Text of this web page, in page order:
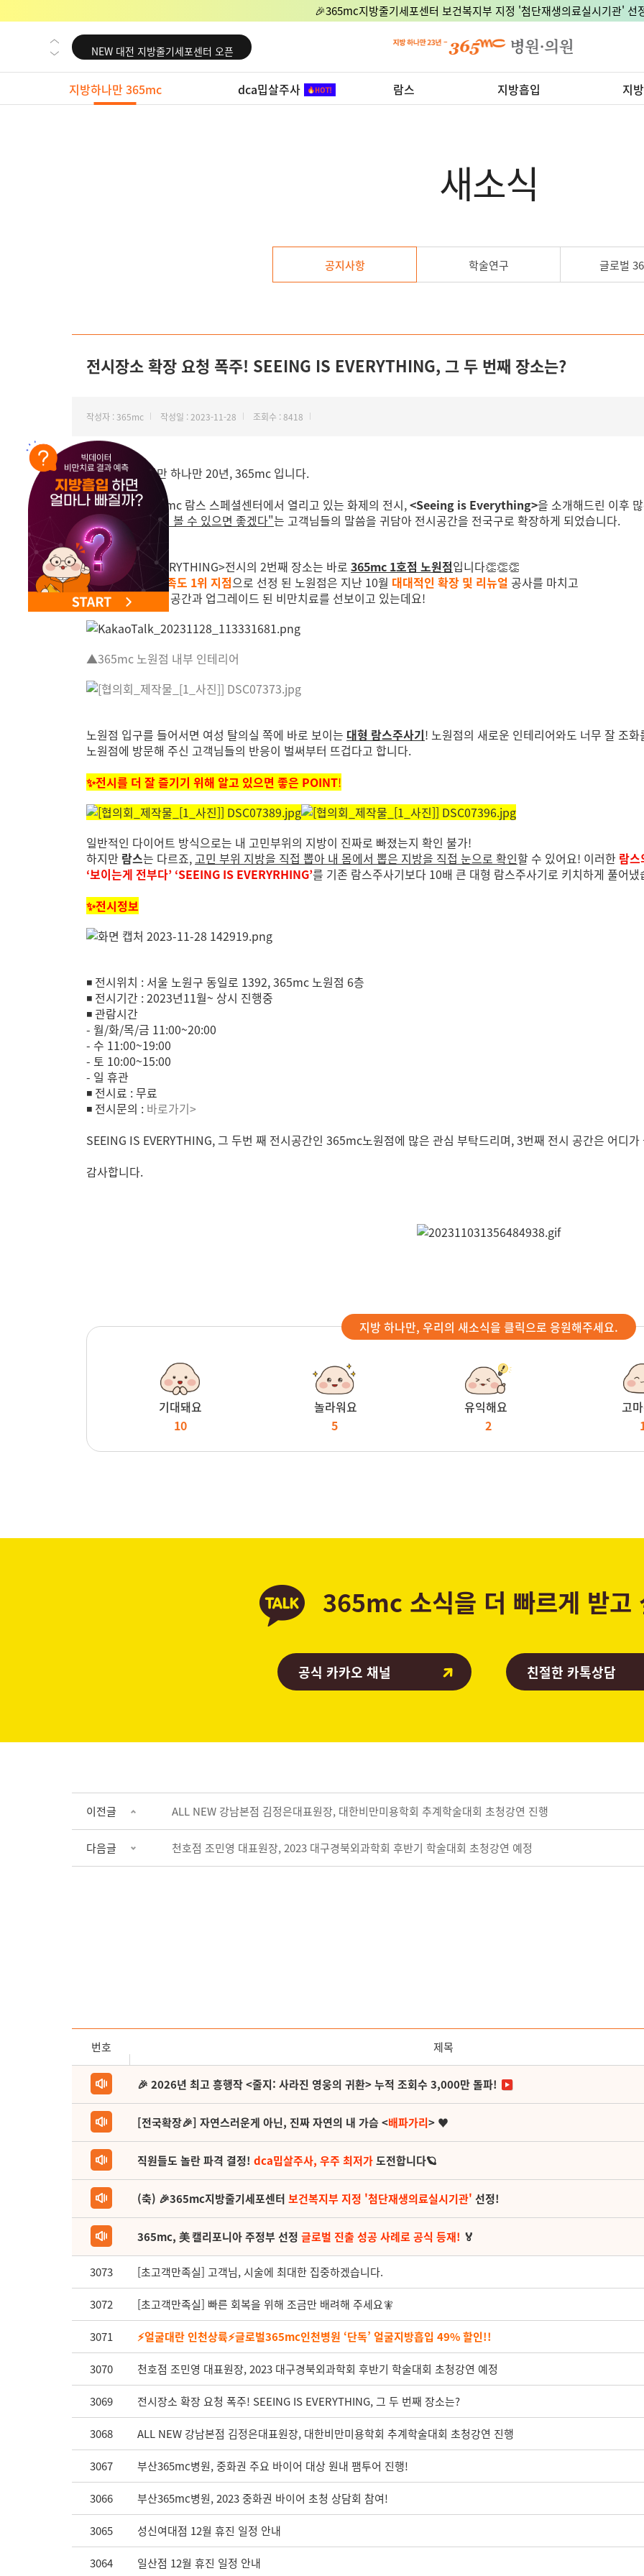
🎉365mc지방줄기세포센터 보건복지부 지정 '첨단재생의료실시기관' 선
NEW 교대 지방줄기세포센터 오픈
NEW 대전 지방줄기세포센터 오픈
NEW 노원 지방줄기세포센터 오픈
NEW 미국 LA점 오픈
지방하나만 365mc dca밉살주사 람스 지방흡입 지
새소식
공지사항 학술연구 글로벌
전시장소 확장 요청 폭주! SEEING IS EVERYTHING, 그 두 번째 장소는?
작성자 : 365mc 작성일 : 2023-11-28 조회수 : 8418
안녕하세요 비만 하나만 20년, 365mc 입니다.
얼마 전 서울
365mc 람스 스페셜센터에서 열리고 있는 화제의 전시,<Seeing is Everything>을 소개해드린 이후
"전시를 전국에서 볼 수 있으면 좋겠다"는 고객님들의 말씀을 귀담아 전시공간을 전국구로 확장하게 되었습니다.
<SEEING IS EVERYTHING>전시의 2번째 장소는 바로 365mc 1호점 노원점입니다👏👏👏
2년 연속 람스 만족도 1위 지점으로 선정 된 노원점은 지난 10월 대대적인 확장 및 리뉴얼 공사를 마치고
보다 넓고 쾌적한 공간과 업그레이드 된 비만치료를 선보이고 있는데요!
▲365mc 노원점 내부 인테리어
노원점 입구를 들어서면 여성 탈의실 쪽에 바로 보이는 대형 람스주사기! 노원점의 새로운 인테리어와도 너무 잘 조
노원점에 방문해 주신 고객님들의 반응이 벌써부터 뜨겁다고 합니다.
✨전시를 더 잘 즐기기 위해 알고 있으면 좋은 POINT!
일반적인 다이어트 방식으로는 내 고민부위의 지방이 진짜로 빠졌는지 확인 불가!
하지만 람스는 다르죠,고민 부위 지방을 직접 뽑아 내 몸에서 뽑은 지방을 직접 눈으로 확인할 수 있어요! 이러한 람
‘보이는게 전부다’ ‘SEEING IS EVERYRHING’를 기존 람스주사기보다 10배 큰 대형 람스주사기로 키치하게 풀어냈
✨전시정보
◾ 전시위치 : 서울 노원구 동일로 1392, 365mc 노원점 6층
◾ 전시기간 : 2023년11월~ 상시 진행중
◾ 관람시간
- 월/화/목/금 11:00~20:00
- 수 11:00~19:00
- 토 10:00~15:00
- 일 휴관
◾ 전시료 : 무료
◾ 전시문의 : 바로가기>
SEEING IS EVERYTHING, 그 두번 째 전시공간인 365mc노원점에 많은 관심 부탁드리며,3번째 전시 공간은 어디
감사합니다.
지방 하나만, 우리의 새소식을 클릭으로 응원해주세요.
기대돼요
10
놀라워요
5
유익해요
2
고
365mc 소식을 더 빠르게 받고
공식 카카오 채널 친절한 카톡상담
이전글 ALL NEW 강남본점 김정은대표원장, 대한비만미용학회 추계학술대회 초청강연 진행
다음글 천호점 조민영 대표원장, 2023 대구경북외과학회 후반기 학술대회 초청강연 예정
번호 제목
🎉 2026년 최고 흥행작 <줄지: 사라진 영웅의 귀환> 누적 조회수 3,000만 돌파!
[전국확장🎉] 자연스러운게 아닌, 진짜 자연의 내 가슴 <배파가리> ♥
직원들도 놀란 파격 결정! dca밉살주사, 우주 최저가도전합니다🪐
(축) 🎉365mc지방줄기세포센터 보건복지부 지정 '첨단재생의료실시기관' 선정!
365mc, 美 캘리포니아 주정부 선정 글로벌 진출 성공 사례로 공식 등재! 🏅
3073 [초고객만족실] 고객님, 시술에 최대한 집중하겠습니다.
3072 [초고객만족실] 빠른 회복을 위해 조금만 배려해 주세요🧚
3071 ⚡얼굴대란 인천상륙⚡글로벌365mc인천병원 ‘단독’ 얼굴지방흡입 49% 할인!!
3070 천호점 조민영 대표원장, 2023 대구경북외과학회 후반기 학술대회 초청강연 예정
3069 전시장소 확장 요청 폭주! SEEING IS EVERYTHING, 그 두 번째 장소는?
3068 ALL NEW 강남본점 김정은대표원장, 대한비만미용학회 추계학술대회 초청강연 진행
3067 부산365mc병원, 중화권 주요 바이어 대상 원내 팸투어 진행!
3066 부산365mc병원, 2023 중화권 바이어 초청 상담회 참여!
3065 성신여대점 12월 휴진 일정 안내
3064 일산점 12월 휴진 일정 안내